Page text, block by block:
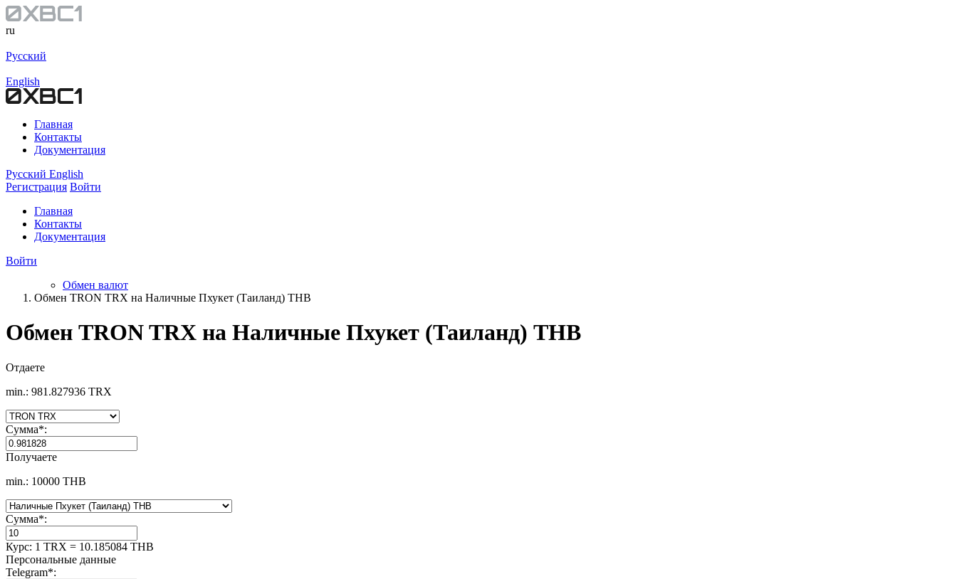
ru
Русский
English
Главная
Контакты
Документация
Русский English
Регистрация Войти
Главная
Контакты
Документация
Войти
Обмен валют
Обмен TRON TRX на Наличные Пхукет (Таиланд) THB
Обмен TRON TRX на Наличные Пхукет (Таиланд) THB
Отдаете
min.: 981.827936 TRX
Сумма*:
Получаете
min.: 10000 THB
Сумма*:
Курс: 1 TRX = 10.185084 THB
Персональные данные
Telegram*: